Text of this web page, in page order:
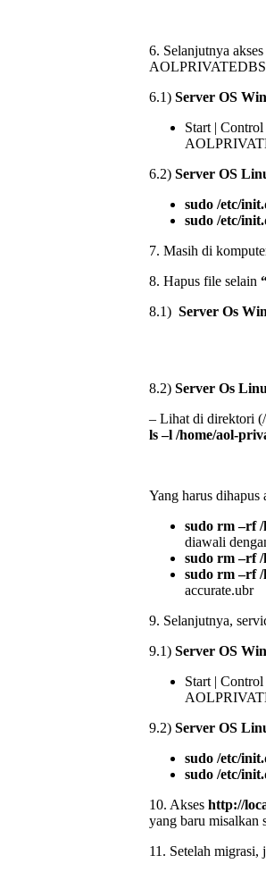
6. Selanjutnya
6.1) Server OS
Start |
6.2) Server OS
sudo /etc/
sudo /etc/
7. Masih di
8. Hapus file selain
8.1) Server Os
8.2) Server Os
– Lihat di direktori (/
ls –l /home/aol-
Yang harus dihapus
sudo rm –rf
diawali
sudo rm –rf /
sudo rm –rf /
accurate.ubr
9. Selanjutnya,
9.1) Server OS
Start |
9.2) Server OS
sudo /etc/
sudo /etc/
10. Akses http://
yang baru misalkan
11. Setelah migrasi,